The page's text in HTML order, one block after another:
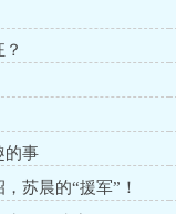
的事
苏晨的“援军”！